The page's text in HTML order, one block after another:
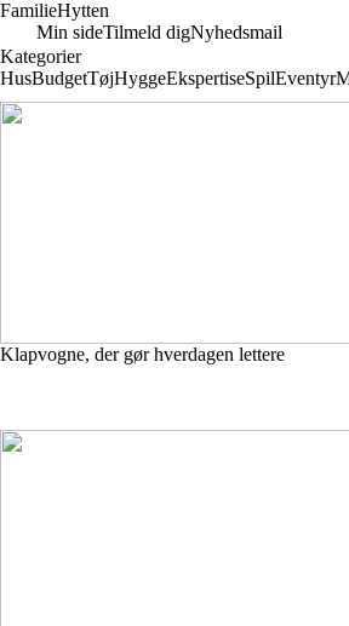
FamilieHytten
Min sideTilmeld digNyhedsmail
Kategorier
HusBudgetTøjHyggeEkspertiseSpilEventyr
Klapvogne, der gør hverdagen lettere